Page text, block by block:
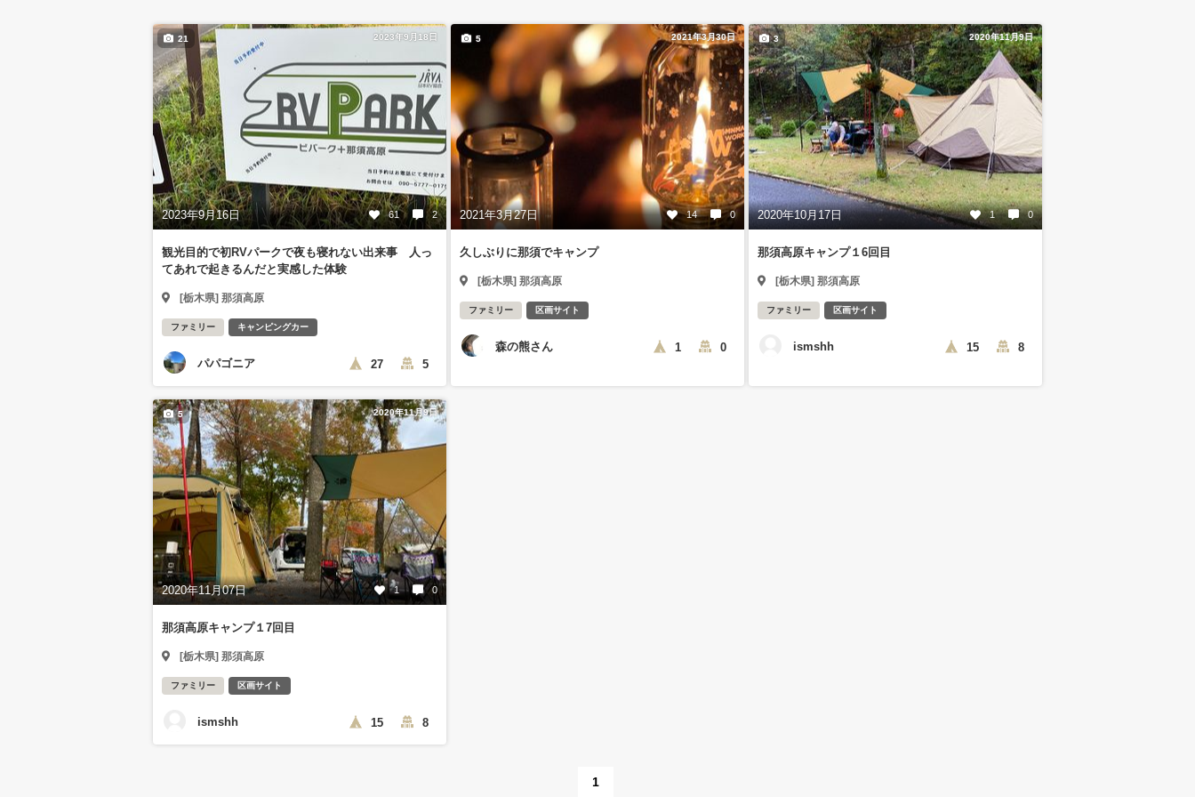
2023年9月18日
2023年9月16日 61 2
21
観光目的で初RVパークで夜も寝れない出来事 人っ
てあれで起きるんだと実感した体験
[栃木県] 那須高原
ファミリー キャンピングカー
パパゴニア 27 5
2021年3月30日
2021年3月27日 14 0
5
久しぶりに那須でキャンプ
[栃木県] 那須高原
ファミリー 区画サイト
森の熊さん 1 0
2020年11月9日
2020年10月17日 1 0
3
那須高原キャンプ１6回目
[栃木県] 那須高原
ファミリー 区画サイト
ismshh 15 8
2020年11月9日
2020年11月07日 1 0
5
那須高原キャンプ１7回目
[栃木県] 那須高原
ファミリー 区画サイト
ismshh 15 8
1